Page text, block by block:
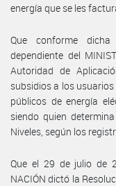
energía que se les
Que conforme dicha
dependiente del
Autoridad de
subsidios a los
públicos de energía
siendo quien
Niveles, según los
Que el 29 de julio de
NACIÓN dictó la